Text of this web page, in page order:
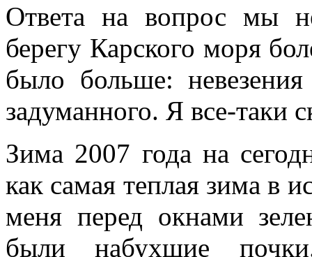
Ответа на вопрос мы
берегу Карского моря
было больше:
задуманного. Я все-таки
Зима 2007 года на
как самая теплая зима в
меня перед окнами
были набухшие